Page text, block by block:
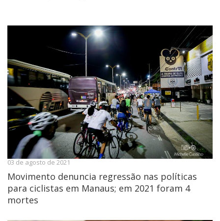
03 de agosto de 2021
Movimento denuncia regressão nas políticas
para ciclistas em Manaus; em 2021 foram 4
mortes